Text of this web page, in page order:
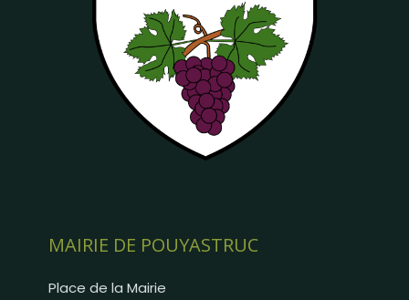
MAIRIE DE POUYASTRUC
Place de la Mairie